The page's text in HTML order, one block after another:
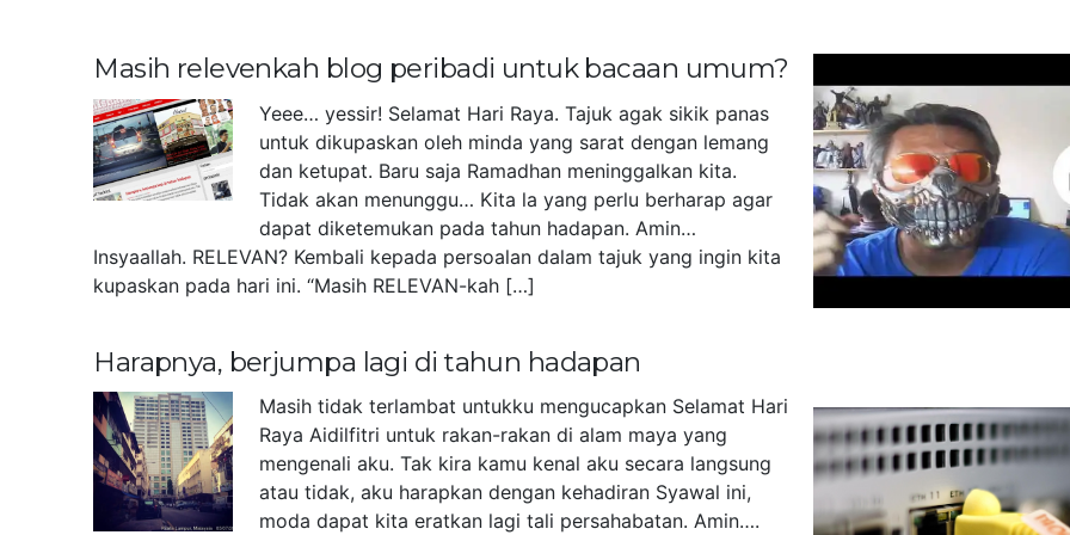
Masih relevenkah blog peribadi untuk bacaan umum?
Yeee… yessir! Selamat Hari Raya. Tajuk agak sikik panas
untuk dikupaskan oleh minda yang sarat dengan lemang
dan ketupat. Baru saja Ramadhan meninggalkan kita.
Tidak akan menunggu… Kita la yang perlu berharap agar
dapat diketemukan pada tahun hadapan. Amin…
Insyaallah. RELEVAN? Kembali kepada persoalan dalam tajuk yang ingin kita
kupaskan pada hari ini. “Masih RELEVAN-kah […]
Harapnya, berjumpa lagi di tahun hadapan
Masih tidak terlambat untukku mengucapkan Selamat Hari
Raya Aidilfitri untuk rakan-rakan di alam maya yang
mengenali aku. Tak kira kamu kenal aku secara langsung
atau tidak, aku harapkan dengan kehadiran Syawal ini,
moda dapat kita eratkan lagi tali persahabatan. Amin….